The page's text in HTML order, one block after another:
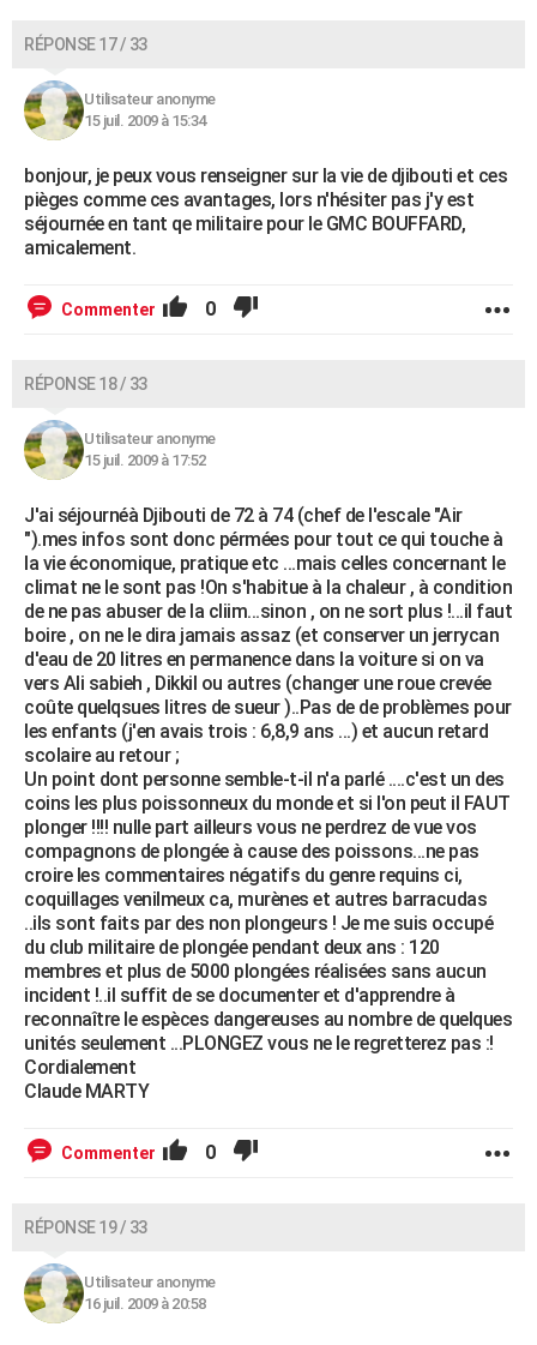
RÉPONSE 17 / 33
Utilisateur anonyme
15 juil. 2009 à 15:34
bonjour, je peux vous renseigner sur la vie de djibouti et ces
pièges comme ces avantages, lors n'hésiter pas j'y est
séjournée en tant qe militaire pour le GMC BOUFFARD,
amicalement.
Commenter 0
RÉPONSE 18 / 33
Utilisateur anonyme
15 juil. 2009 à 17:52
J'ai séjournéà Djibouti de 72 à 74 (chef de l'escale "Air
").mes infos sont donc pérmées pour tout ce qui touche à
la vie économique, pratique etc ...mais celles concernant le
climat ne le sont pas !On s'habitue à la chaleur , à condition
de ne pas abuser de la cliim...sinon , on ne sort plus !...il faut
boire , on ne le dira jamais assaz (et conserver un jerrycan
d'eau de 20 litres en permanence dans la voiture si on va
vers Ali sabieh , Dikkil ou autres (changer une roue crevée
coûte quelqsues litres de sueur )..Pas de de problèmes pour
les enfants (j'en avais trois : 6,8,9 ans ...) et aucun retard
scolaire au retour ;
Un point dont personne semble-t-il n'a parlé ....c'est un des
coins les plus poissonneux du monde et si l'on peut il FAUT
plonger !!!! nulle part ailleurs vous ne perdrez de vue vos
compagnons de plongée à cause des poissons...ne pas
croire les commentaires négatifs du genre requins ci,
coquillages venilmeux ca, murènes et autres barracudas
..ils sont faits par des non plongeurs ! Je me suis occupé
du club militaire de plongée pendant deux ans : 120
membres et plus de 5000 plongées réalisées sans aucun
incident !..il suffit de se documenter et d'apprendre à
reconnaître le espèces dangereuses au nombre de quelques
unités seulement ...PLONGEZ vous ne le regretterez pas :!
Cordialement
Claude MARTY
Commenter 0
RÉPONSE 19 / 33
Utilisateur anonyme
16 juil. 2009 à 20:58